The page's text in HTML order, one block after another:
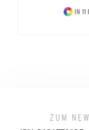
IN 11
ZUM